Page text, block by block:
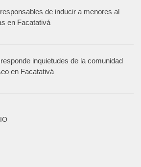
de inducir a menores al
en Facatativá
inquietudes de la comunidad
en Facatativá